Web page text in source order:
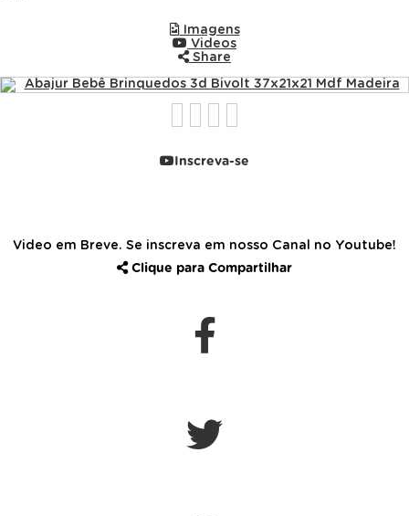
Imagens
Videos
Share
Inscreva-se
Video em Breve. Se inscreva em nosso Canal no Youtube!
Clique para Compartilhar